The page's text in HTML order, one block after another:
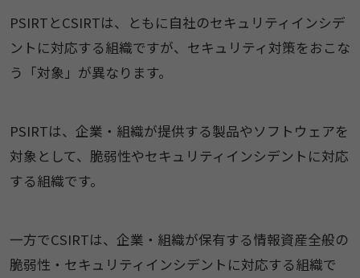
PSIRTとCSIRTは、ともに自社のセキュリティインシデ
ントに対応する組織ですが、セキュリティ対策をおこな
う「対象」が異なります。
PSIRTは、企業・組織が提供する製品やソフトウェアを
対象として、脆弱性やセキュリティインシデントに対応
する組織です。
一方でCSIRTは、企業・組織が保有する情報資産全般の
脆弱性・セキュリティインシデントに対応する組織で